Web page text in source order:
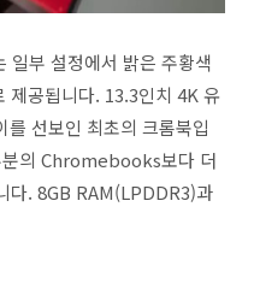
부 설정에서 밝은 주황색
공됩니다. 13.3인치 4K 유
선보인 최초의 크롬북입
의 Chromebooks보다 더
다. 8GB RAM(LPDDR3)과